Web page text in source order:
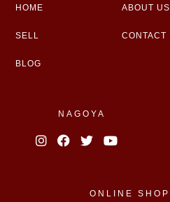
HOME ABOUT US
SELL CONTACT
BLOG
NAGOYA
ONLINE SHOP